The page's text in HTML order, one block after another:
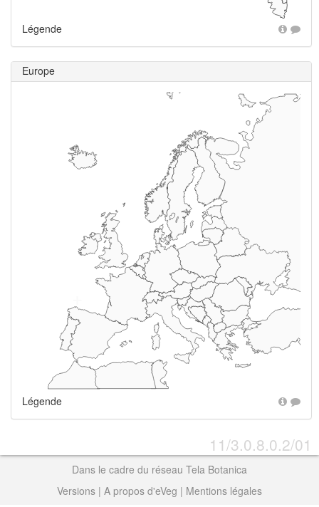
Légende
Europe
Légende
11/3.0.8.0.2/01
Dans le cadre du réseau Tela Botanica
Versions | A propos d'eVeg | Mentions légales